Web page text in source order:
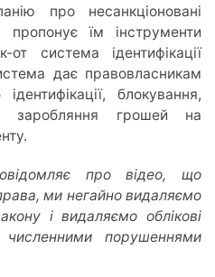
про несанкціоновані
пропонує їм інструменти
система ідентифікації
дає правовласникам
блокування,
заробляння грошей на
про відео, що
ми негайно видаляємо
і видаляємо облікові
численними порушеннями